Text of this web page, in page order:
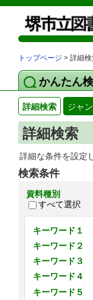
トップページ > 詳細
かんたん
詳細検索 ジャ
詳細検索
詳細な条件を設定
検索条件
資料種別
すべて選択
キーワード１
キーワード２
キーワード３
キーワード４
キーワード５